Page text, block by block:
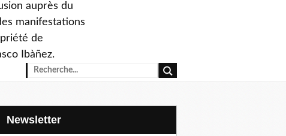
auprès du
manifestations
de
Ibàñez.
Newsletter